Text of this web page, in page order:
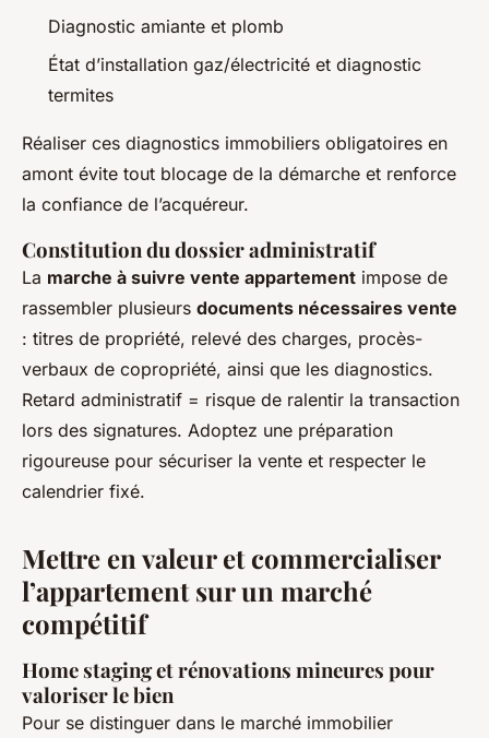
Diagnostic amiante et plomb
État d’installation gaz/électricité et diagnostic
termites
Réaliser ces diagnostics immobiliers obligatoires en
amont évite tout blocage de la démarche et renforce
la confiance de l’acquéreur.
Constitution du dossier administratif
La marche à suivre vente appartement impose de
rassembler plusieurs documents nécessaires vente
: titres de propriété, relevé des charges, procès-
verbaux de copropriété, ainsi que les diagnostics.
Retard administratif = risque de ralentir la transaction
lors des signatures. Adoptez une préparation
rigoureuse pour sécuriser la vente et respecter le
calendrier fixé.
Mettre en valeur et commercialiser
l’appartement sur un marché
compétitif
Home staging et rénovations mineures pour
valoriser le bien
Pour se distinguer dans le marché immobilier